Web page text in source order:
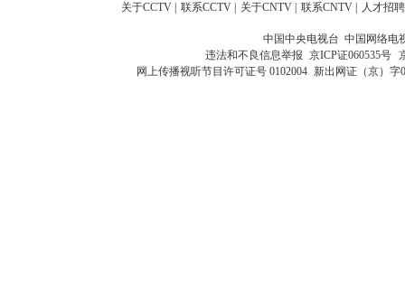
关于CCTV 联系CCTV 关于CNTV 联系CNTV 人才招聘
中国中央电视台 中国网络电
违法和不良信息举报 京ICP证060535号
网上传播视听节目许可证号 0102004 新出网证（京）